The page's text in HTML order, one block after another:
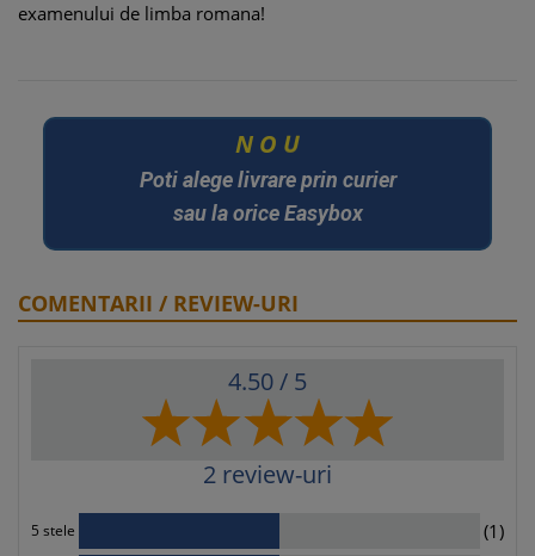
examenului de limba romana!
N O U
Poti alege livrare prin curier
sau la orice Easybox
COMENTARII / REVIEW-URI
4.50/ 5
2 review-uri
5 stele (1)